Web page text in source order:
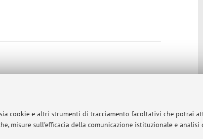
cookie e altri strumenti di tracciamento facoltativi che potrai
misure sull'efficacia della comunicazione istituzionale e
(contattare il docente su TEAMS o via e-